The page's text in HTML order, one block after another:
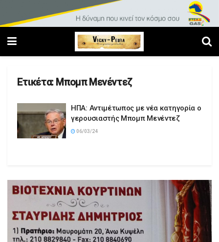
Ετικέτα: Μπομπ Μενέντεζ
ΗΠΑ: Αντιμέτωπος με νέα κατηγορία ο
γερουσιαστής Μπομπ Μενέντεζ
06/03/24